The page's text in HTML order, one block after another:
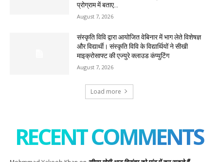
प्रोग्राम में बताए...
August 7, 2026
संस्कृति विवि द्वारा आयोजित वेबिनार में भाग लेते विशेषज्ञ
और विद्यार्थी। संस्कृति विवि के विद्यार्थियों ने सीखी
माइक्रोसाफ्ट की एज्युरे क्लाउड कंप्युटिंग
August 7, 2026
Load more
RECENT COMMENTS